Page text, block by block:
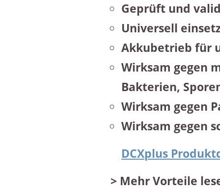
Geprüft und
Universell
Akkubetrieb für
Wirksam gegen
Bakterien,
Wirksam gegen
Wirksam gegen
DCXplus
> Mehr Vorteile